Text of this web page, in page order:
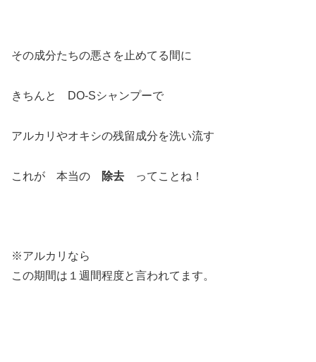
その成分たちの悪さを止めてる間に
きちんと DO-Sシャンプーで
アルカリやオキシの残留成分を洗い流す
これが 本当の 除去 ってことね！
※アルカリなら
この期間は１週間程度と言われてます。